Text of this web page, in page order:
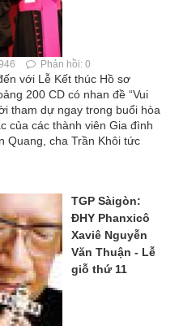
Phản hồi: 0
với Lễ Kết thúc Hồ sơ
200 CD có nhan đề “Vui
tham dự ngay trong buổi hòa
của các thành viên Gia đình
Quang, cha Trần Khôi tức
TGP Sàigòn:
ĐHY Phanxicô
Xaviê Nguyễn
Văn Thuận - Lễ
giỗ thứ 11